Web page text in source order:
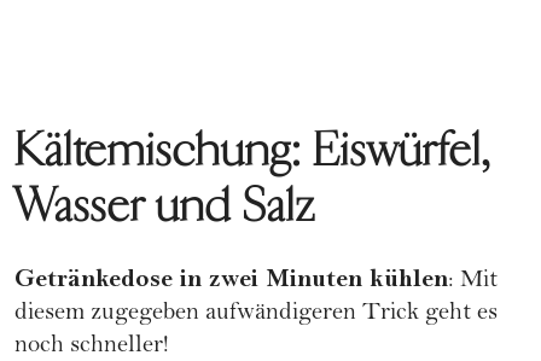
Kältemischung: Eiswürfel,
Wasser und Salz
Getränkedose in zwei Minuten kühlen: Mit
diesem zugegeben aufwändigeren Trick geht es
noch schneller!